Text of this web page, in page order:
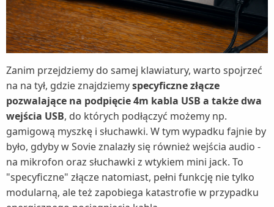
Zanim przejdziemy do samej klawiatury, warto spojrzeć
na na tył, gdzie znajdziemyspecyficzne złącze
pozwalające na podpięcie 4m kabla USB a także dwa
wejścia USB, do których podłączyć możemy np.
gamigową myszkę i słuchawki. W tym wypadku fajnie by
było, gdyby w Sovie znalazły się również wejścia audio -
na mikrofon oraz słuchawki z wtykiem mini jack. To
"specyficzne" złącze natomiast, pełni funkcję nie tylko
modularną, ale też zapobiega katastrofie w przypadku